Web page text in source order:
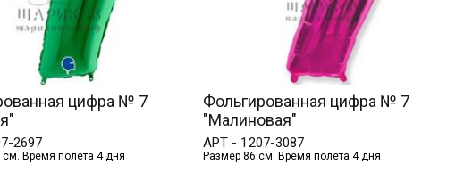
цифра № 7
2697
Время полета 4 дня
Фольгированная цифра № 7
"Малиновая"
АРТ - 1207-3087
Размер 86 см. Время полета 4 дня